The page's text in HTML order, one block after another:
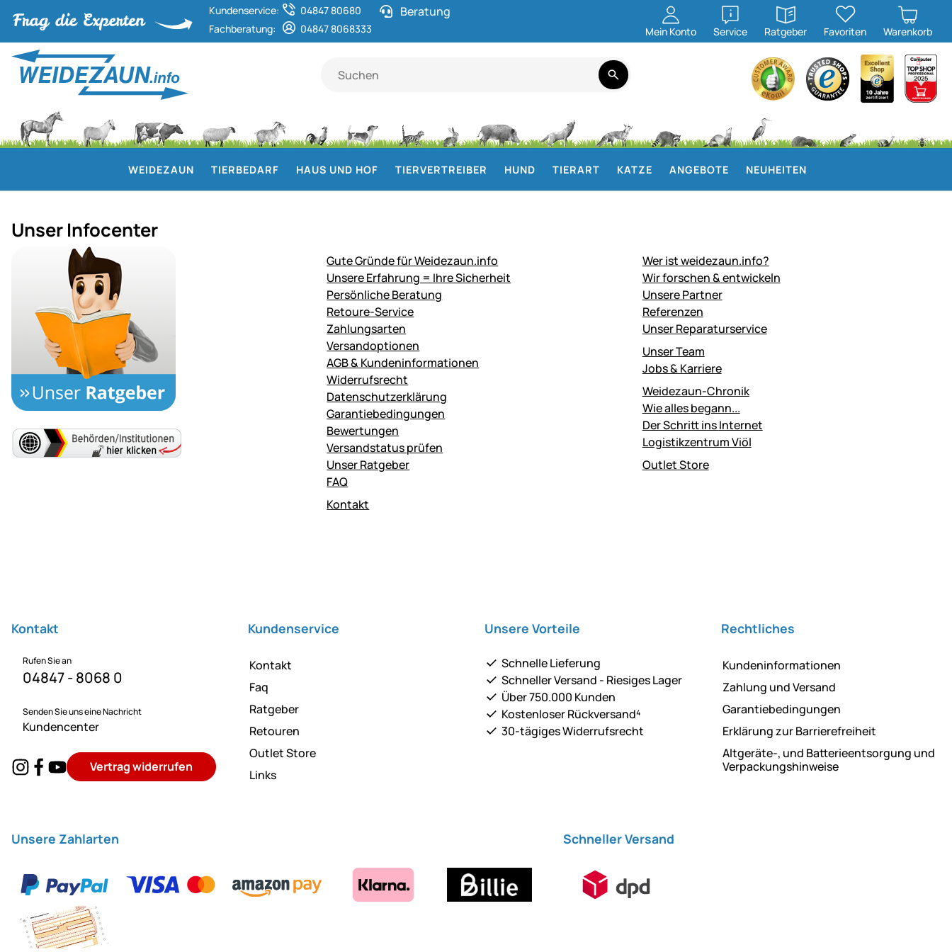
Kundenservice:
04847 80680
Fachberatung:
04847 8068333
Beratung
Mein Konto Service
öffnen
Ratgeber
öffnen
Favoriten Warenkorb
WEIDEZAUN TIERBEDARF HAUS UND HOF TIERVERTREIBER HUND TIERART KATZE ANGEBOTE NEUHEITEN
Unser Infocenter
Gute Gründe für Weidezaun.info
Unsere Erfahrung = Ihre Sicherheit
Persönliche Beratung
Retoure-Service
Zahlungsarten
Versandoptionen
AGB & Kundeninformationen
Widerrufsrecht
Datenschutzerklärung
Garantiebedingungen
Bewertungen
Versandstatus prüfen
Unser Ratgeber
FAQ
Kontakt
Wer ist weidezaun.info?
Wir forschen & entwickeln
Unsere Partner
Referenzen
Unser Reparaturservice
Unser Team
Jobs & Karriere
Weidezaun-Chronik
Wie alles begann...
Der Schritt ins Internet
Logistikzentrum Viöl
Outlet Store
Kontakt
Rufen Sie an
04847 - 8068 0
Senden Sie uns eine Nachricht
Kundencenter
Vertrag widerrufen
Kundenservice
Kontakt
Faq
Ratgeber
Retouren
Outlet Store
Links
Unsere Vorteile
Schnelle Lieferung
Schneller Versand - Riesiges Lager
Über 750.000 Kunden
Kostenloser Rückversand⁴
30-tägiges Widerrufsrecht
Rechtliches
Kundeninformationen
Zahlung und Versand
Garantiebedingungen
Erklärung zur Barrierefreiheit
Altgeräte-, und Batterieentsorgung und
Verpackungshinweise
Unsere Zahlarten Schneller Versand